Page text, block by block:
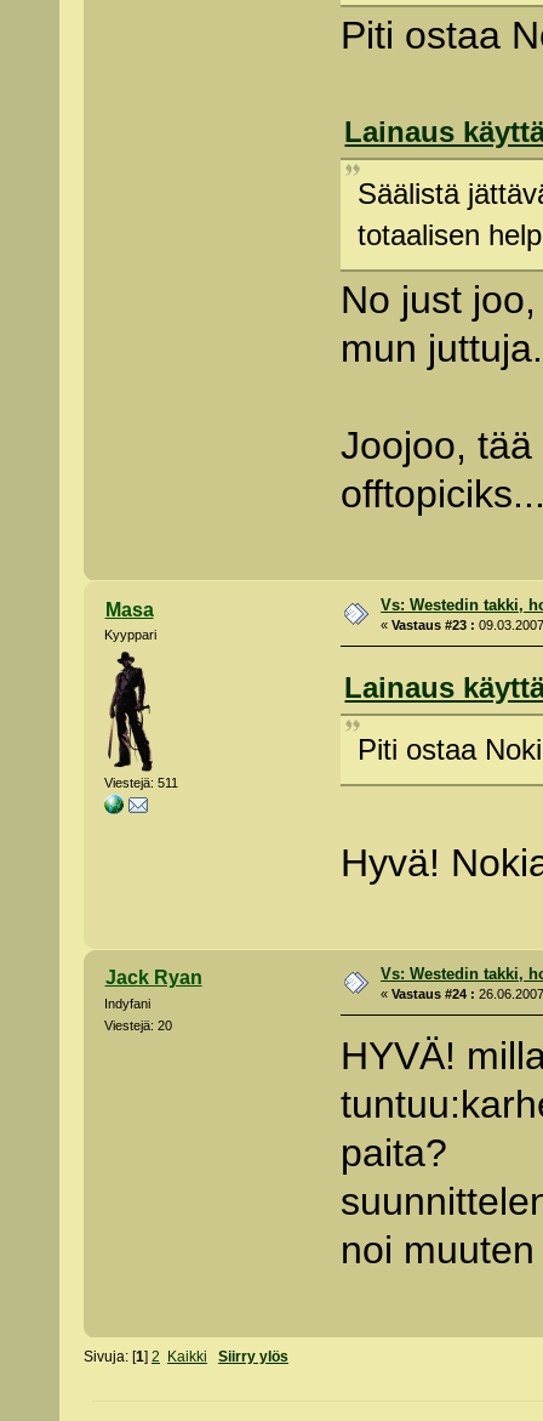
Piti ostaa
Lainaus
Säälistä
totaalisen
No just
mun juttuja.
Joojoo,
Masa
Kyyppari
Viestejä: 511
Vs: Westedin takki,
«Vastaus #23 :
Lainaus
Piti ostaa
Hyvä!
Jack Ryan
Indyfani
Viestejä: 20
Vs: Westedin takki,
«Vastaus #24 :
HYVÄ!
paita?
noi
Sivuja: [1] 2 Kaikki Siirry ylös